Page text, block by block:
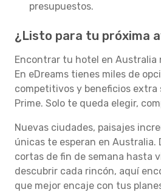
presupuestos.
¿Listo para tu próxima
Encontrar tu hotel en
En eDreams tienes miles de
competitivos y beneficios extra
Prime. Solo te queda elegir,
Nuevas ciudades, paisajes
únicas te esperan en Australia.
cortas de fin de semana hasta
descubrir cada rincón, aquí
que mejor encaje con tus